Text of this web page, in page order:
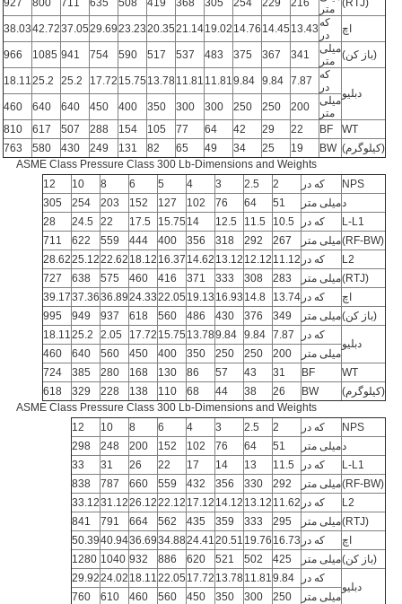
(RTJ)
متر
216
229
254
305
368
419
508
635
711
800
927
اچ
که
در 13.43
14.45
14.76
19.02
21.14
20.35
23.23
29.69
37.05
42.72
38.03
(باز کن)میلی
متر
341
367
375
483
537
517
590
754
941
1085
966
دبلیو
که
در
7.87
9.84
9.84
11.81
11.81
13.78
15.75
17.72
25.2
25.2
18.11
میلی
متر
200
250
250
300
300
350
400
450
640
640
460
WT
BF
22
29
42
64
77
105
154
288
507
617
810
(کیلوگرم) BW
19
25
34
49
65
82
131
249
430
580
763
ASME Class Pressure Class 300 Lb-Dimensions and Weights
NPS
که در 2
2.5
3
4
5
6
8
10
12
دمیلی متر 51
64
76
102
127
152
203
254
305
L-L1
که در 10.5
11.5
12.5
14
15.75
17.5
22
24.5
28
(RF-BW)
میلی متر 267
292
318
356
400
444
559
622
711
L2
که در 11.12
12.12
13.12
14.62
16.37
18.12
22.62
25.12
28.62
(RTJ)
میلی متر 283
308
333
371
416
460
575
638
727
اچ
که در 13.74
14.8
16.93
19.13
22.05
24.33
36.89
37.36
39.17
(باز کن)میلی متر 349
376
430
486
560
618
937
949
995
دبلیو
که در 7.87
9.84
9.84
13.78
15.75
17.72
2.05
25.2
18.11
میلی متر
200
250
250
350
400
450
560
640
460
WT
BF
31
43
57
86
130
168
280
385
724
(کیلوگرم)
BW
26
38
44
68
110
138
228
329
618
ASME Class Pressure Class 300 Lb-Dimensions and Weights
NPS
که در 2
2.5
3
4
6
8
10
12
دمیلی متر 51
64
76
102
152
200
248
298
L-L1
که در 11.5
13
14
17
22
26
31
33
(RF-BW)
میلی متر 292
330
356
432
559
660
787
838
L2
که در 11.62
13.12
14.12
17.12
22.12
26.12
31.12
33.12
(RTJ)
میلی متر 295
333
359
435
562
664
791
841
اچ
که در 16.73
19.76
20.51
24.41
34.88
36.69
40.94
50.39
(باز کن)میلی متر 425
502
521
620
886
932
1040
1280
دبلیو
که در 9.84
11.81
13.78
17.72
22.05
18.11
24.02
29.92
میلی متر
250
300
350
450
560
460
610
760